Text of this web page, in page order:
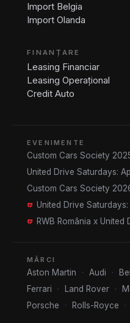
Import Belgia
Import Olanda
FINANȚARE
Leasing Financiar
Leasing Operațional
Credit Auto
EVENIMENTE
Custom Cars Society
United Drive Saturdays:
Custom Cars Society
United Drive
RWB România x United
MĂRCI
Aston Martin · Audi ·
Ferrari
· Land Rover ·
Porsche
· Rolls-Royce ·